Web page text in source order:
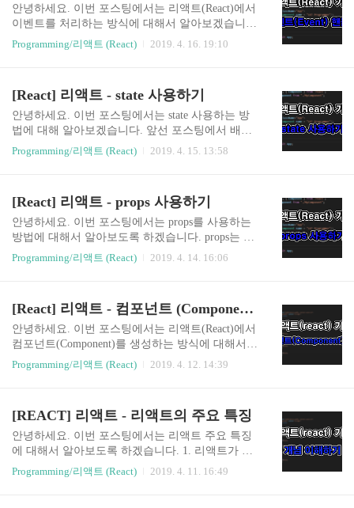
니다. const numbers = [1, 2, 3, 4, 5]; const result = nu
mbers.map((num) => num *2); console.log(result); ▼
numbers 배열 객체를 선언하고 [1, 2, 3, 4, 5]로 초
기화하였습니다. map() 함수를 통해 배열 요소의
안녕하세요. 이번 포스팅에서는 리액트(React)에서
이벤트를 처리하는 방식에 대해서 알아보겠습니
다. 사용자가 브라우저에서 특정 DOM 요소와 상호
작용하는 것을 이벤트라고 부릅니다. 예를 들어 버
특정 행동에 대해 핸들러를 통해 특정 이벤트에 대
해 처리를 할 수 있습니다. 리액트(React)에서는 이
벤트 처리와 관련해서 몇 가지 주의사항이 있습니
다. ■ 이벤트 이름은 CamelCase 형식으로 작성합니
다. ■ 이벤트 핸들러는 자바 스크립트 코드가 아닌
g("Click")}}> Clic..
Programming/리액트 (React) 2019. 4. 16. 19:10
[React] 리액트 - state 사용하기
안녕하세요. 이번 포스팅에서는 state 사용하는 방
법에 대해 알아보겠습니다. 앞선 포스팅에서 배운
props의 경우는 주체가 되는 컴포넌트(Component)
의 부모 컴포넌트(Component)에서 값을 지정하고
스팅에서는 주체가 되는 컴포넌트(Component)에서
직접 값을 변경하고 읽을 수 있는 state에 대해서 알
아보겠습니다. 1. state 초기값 설정 import React, {
Component } from 'react'; class MyComponent extend
s Component { constructor(props) { super(props); this.
Programming/리액트 (React) 2019. 4. 15. 13:58
[React] 리액트 - props 사용하기
안녕하세요. 이번 포스팅에서는 props를 사용하는
방법에 대해서 알아보도록 하겠습니다. props는 pro
perties의 약자로 특정 컴포넌트의 속성을 지정할
때 사용됩니다. props는 특정 컴포넌트를 불러와 사
t)를 생성하는 방법에 대해 알아보았는데요. App C
omponent가 MyComponent를 불러와 사용하는 형태
로 MyComponent를 생성하였습니다. 이때 App Co
mponent가 MyComponent의 부모 컴포넌트(Compon
ent)가 되며 App Component에서 MyComponent에
Programming/리액트 (React) 2019. 4. 14. 16:06
[React] 리액트 - 컴포넌트 (Component) 생성하기
안녕하세요. 이번 포스팅에서는 리액트(React)에서
컴포넌트(Component)를 생성하는 방식에 대해서
알아보겠습니다. 1. MyComponent.js 파일 생성 먼
저 컴포넌트(Component)를 만들기 위해서는 컴포
상의 src 밑에 상단의 파일 모양의 아이콘을 클릭해
MyComponent.js 파일을 만들어 줍니다. 또는 src 폴
더에서 마우스 우클릭을 통해 New File 메뉴를 통
해 생성하셔도 됩니다. 2. MyComponent.js 소스 작
성 이제 우리가 만든 MyComponent.js에 해당 Comp
Programming/리액트 (React) 2019. 4. 12. 14:39
[REACT] 리액트 - 리액트의 주요 특징
안녕하세요. 이번 포스팅에서는 리액트 주요 특징
에 대해서 알아보도록 하겠습니다. 1. 리액트가 탄
생 배경 앱(App)을 구동하게 되면 처음 데이터를
가지고 뷰(View)를 보여주게 됩니다. 그러다가 데
Programming/리액트 (React) 2019. 4. 11. 16:49